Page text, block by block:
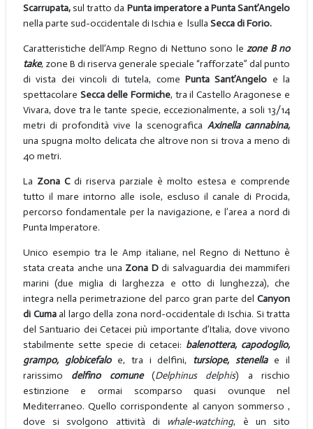
Scarrupata,sul tratto da Punta imperatore a Punta Sant’Angelo
nella parte sud-occidentale di Ischia e lsulla Secca di Forio.
Caratteristiche dell’Amp Regno di Nettuno sono lezone B no
take, zone B di riserva generale speciale “rafforzate” dal punto
di vista dei vincoli di tutela, comePunta Sant’Angelo e la
spettacolare Secca delle Formiche, tra il Castello Aragonese e
Vivara, dove tra le tante specie, eccezionalmente, a soli 13/14
metri di profondità vive la scenografica Axinella cannabina,
una spugna molto delicata che altrove non si trova a meno di
40 metri.
La Zona Cdi riserva parziale è molto estesa e comprende
tutto il mare intorno alle isole, escluso il canale di Procida,
percorso fondamentale per la navigazione, e l’area a nord di
Punta Imperatore.
Unico esempio tra le Amp italiane, nel Regno di Nettuno è
stata creata anche una Zona Ddi salvaguardia dei mammiferi
marini (due miglia di larghezza e otto di lunghezza), che
integra nella perimetrazione del parco gran parte delCanyon
di Cumaal largo della zona nord-occidentale di Ischia. Si tratta
del Santuario dei Cetacei più importante d’Italia, dove vivono
stabilmente sette specie di cetacei: balenottera, capodoglio,
grampo, globicefaloe, tra i delfini, tursiope, stenellae il
rarissimo delfino comune(Delphinus delphis) a rischio
estinzione e ormai scomparso quasi ovunque nel
Mediterraneo. Quello corrispondente al canyon sommerso ,
dove si svolgono attività di
whale-watching, è un sito